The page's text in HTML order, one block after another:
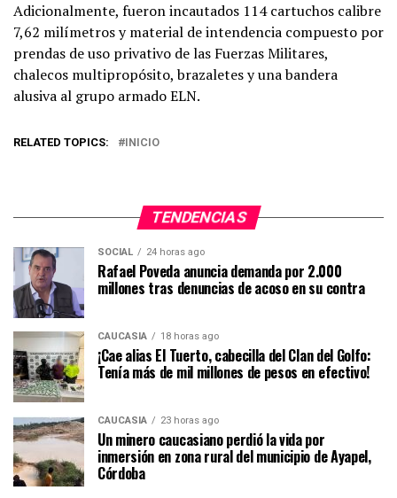
Adicionalmente, fueron incautados 114 cartuchos calibre
7,62 milímetros y material de intendencia compuesto por
prendas de uso privativo de las Fuerzas Militares,
chalecos multipropósito, brazaletes y una bandera
alusiva al grupo armado ELN.
RELATED TOPICS: INICIO
TENDENCIAS
SOCIAL 24 horas ago
Rafael Poveda anuncia demanda por 2.000
millones tras denuncias de acoso en su contra
CAUCASIA 18 horas ago
¡Cae alias El Tuerto, cabecilla del Clan del Golfo:
Tenía más de mil millones de pesos en efectivo!
CAUCASIA 23 horas ago
Un minero caucasiano perdió la vida por
inmersión en zona rural del municipio de Ayapel,
Córdoba